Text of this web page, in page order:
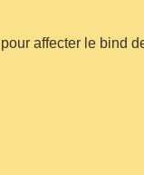
affecter le bind